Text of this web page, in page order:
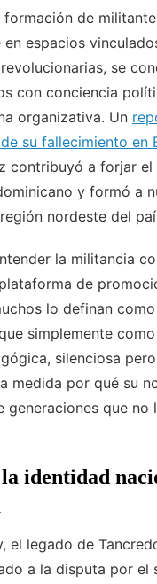
formación de
espacios
se
con conciencia
organizativa. Un
su fallecimiento en
contribuyó a forjar
y formó a
nordeste del
la militancia
de
lo definan como
simplemente
silenciosa
medida por qué su
generaciones que no
identidad
el legado de
a la disputa por el